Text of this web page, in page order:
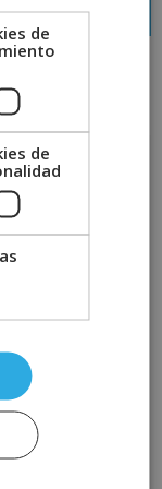
Especialización
Diploma
ECTS)”
de
de